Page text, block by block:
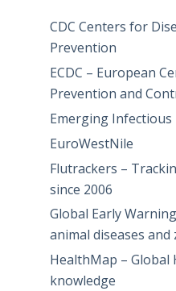
CDC Centers for
Prevention
ECDC – European
Prevention and
Emerging Infectious
EuroWestNile
Flutrackers –
since 2006
Global Early
animal diseases and
HealthMap – Global
knowledge